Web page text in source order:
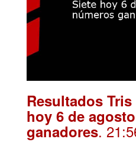
Resultados
hoy 6 de
ganadores.